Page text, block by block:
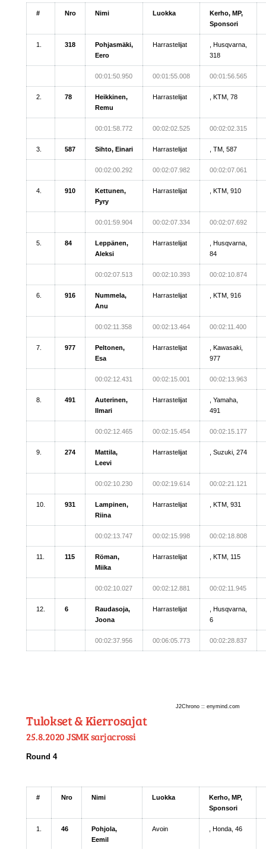
# Nro Nimi Luokka
Kerho, MP,
Sponsori
1. 318
Pohjasmäki,
Eero
Harrastelijat
, Husqvarna,
318
00:01:50.950 00:01:55.008 00:01:56.565
2. 78
Heikkinen,
Remu
Harrastelijat , KTM, 78
00:01:58.772 00:02:02.525 00:02:02.315
3. 587 Sihto, Einari Harrastelijat , TM, 587
00:02:00.292 00:02:07.982 00:02:07.061
4. 910
Kettunen,
Pyry
Harrastelijat , KTM, 910
00:01:59.904 00:02:07.334 00:02:07.692
5. 84
Leppänen,
Aleksi
Harrastelijat
, Husqvarna,
84
00:02:07.513 00:02:10.393 00:02:10.874
6. 916
Nummela,
Anu
Harrastelijat , KTM, 916
00:02:11.358 00:02:13.464 00:02:11.400
7. 977
Peltonen,
Esa
Harrastelijat
, Kawasaki,
977
00:02:12.431 00:02:15.001 00:02:13.963
8. 491
Auterinen,
Ilmari
Harrastelijat
, Yamaha,
491
00:02:12.465 00:02:15.454 00:02:15.177
9. 274
Mattila,
Leevi
Harrastelijat , Suzuki, 274
00:02:10.230 00:02:19.614 00:02:21.121
10. 931
Lampinen,
Riina
Harrastelijat , KTM, 931
00:02:13.747 00:02:15.998 00:02:18.808
11. 115
Röman,
Miika
Harrastelijat , KTM, 115
00:02:10.027 00:02:12.881 00:02:11.945
12. 6
Raudasoja,
Joona
Harrastelijat
, Husqvarna,
6
00:02:37.956 00:06:05.773 00:02:28.837
J2Chrono :: enymind.com
Tulokset & Kierrosajat
25.8.2020 JSMK sarjacrossi
Round 4
# Nro Nimi Luokka
Kerho, MP,
Sponsori
1. 46
Pohjola,
Eemil
Avoin , Honda, 46